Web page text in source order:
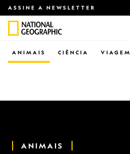
ASSINE A NEWSLETTER
CIÊNCIA VIAGEM
ANIMAIS
ANIMAIS